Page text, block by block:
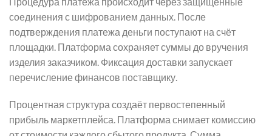
соединения с шифрованием данных. После
подтверждения платежа деньги поступают на счёт
площадки. Платформа сохраняет суммы до вручения
изделия заказчиком. Фиксация доставки запускает
перечисление финансов поставщику.
Процентная структура создаёт первостепенный
прибыль маркетплейса. Платформа снимает комиссию